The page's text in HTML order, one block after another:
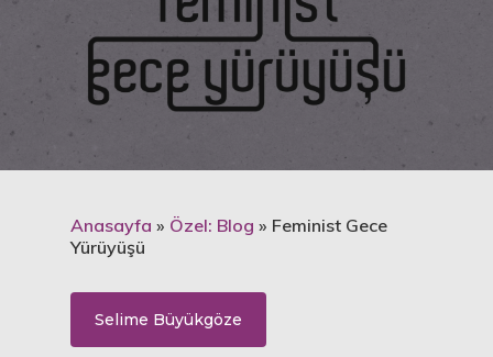
Anasayfa » Özel: Blog » Feminist Gece
Yürüyüşü
Selime Büyükgöze